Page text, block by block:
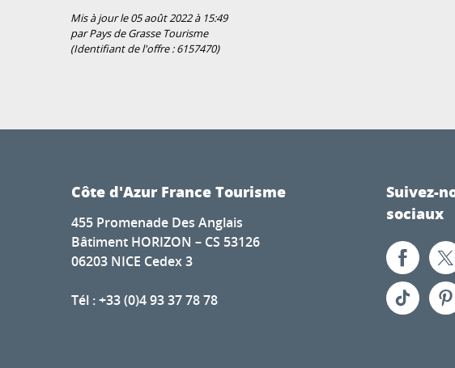
Mis à jour le 05 août 2022 à 15:49
par Pays de Grasse Tourisme
(Identifiant de l'offre :6157470)
Côte d'Azur France Tourisme
455 Promenade Des Anglais
Bâtiment HORIZON – CS 53126
06203 NICE Cedex 3
Tél : +33 (0)4 93 37 78 78
Suivez-
sociaux